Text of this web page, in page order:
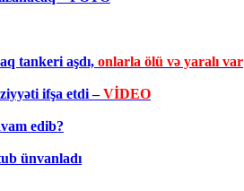
tankeri aşdı, onlarla ölü və yaralı var
ifşa etdi –VİDEO
edib?
ünvanladı